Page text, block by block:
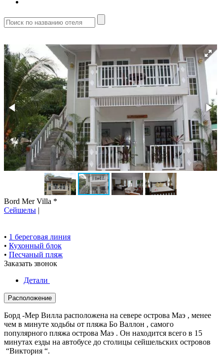
Bord Mer Villa *
Сейшелы |
• 1 береговая линия
• Кухонный блок
• Песчаный пляж
Заказать звонок
Детали
Расположение
Борд -Мер Вилла расположена на севере острова Маэ , менее
чем в минуте ходьбы от пляжа Бо Валлон , самого
популярного пляжа острова Маэ . Он находится всего в 15
минутах езды на автобусе до столицы сейшельских островов
“Виктория “.